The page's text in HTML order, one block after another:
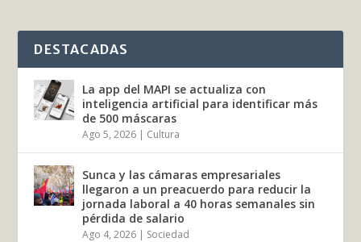
DESTACADAS
La app del MAPI se actualiza con
inteligencia artificial para identificar más
de 500 máscaras
Ago 5, 2026 | Cultura
Sunca y las cámaras empresariales
llegaron a un preacuerdo para reducir la
jornada laboral a 40 horas semanales sin
pérdida de salario
Ago 4, 2026 | Sociedad